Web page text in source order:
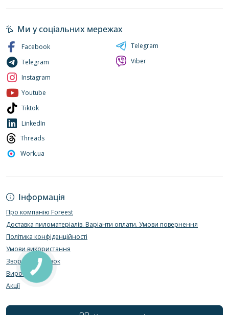
Інформація
Про компанію Foreest
Доставка пиломатеріалів. Варіанти оплати. Умови повернення
Політика конфіденційності
Умови використання
Зворотній зв’язок
Виробники
Акції
Ми у соціальних мережах
Facebook
Telegram
Instagram
Youtube
Tiktok
LinkedIn
Threads
Work.ua
Telegram
Viber